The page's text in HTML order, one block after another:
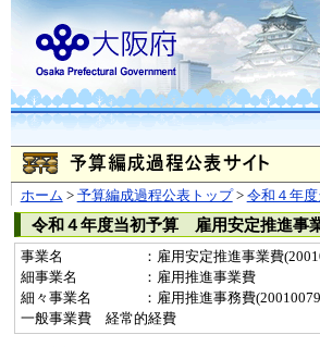
ホーム > 予算編成過程公表トップ> 令和４年
令和４年度当初予算 雇用安定推進事
事業名
：雇用安定推進事業費
細事業名
：雇用推進事業費
細々事業名
：雇用推進事務費
一般事業費 経常的経費